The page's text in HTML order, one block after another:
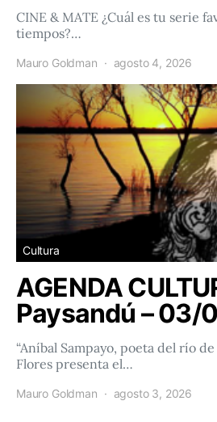
CINE & MATE ¿Cuál es tu serie
tiempos?…
Mauro Goldman agosto 4, 2026
Cultura
AGENDA
Paysandú – 03/
“Aníbal Sampayo, poeta del río
Flores presenta el…
Mauro Goldman agosto 3, 2026